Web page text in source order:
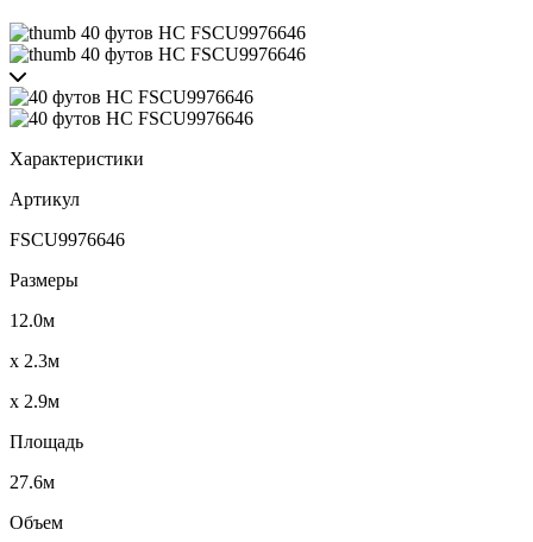
Характеристики
Артикул
FSCU9976646
Размеры
12.0м
x 2.3м
x 2.9м
Площадь
27.6м
Объем